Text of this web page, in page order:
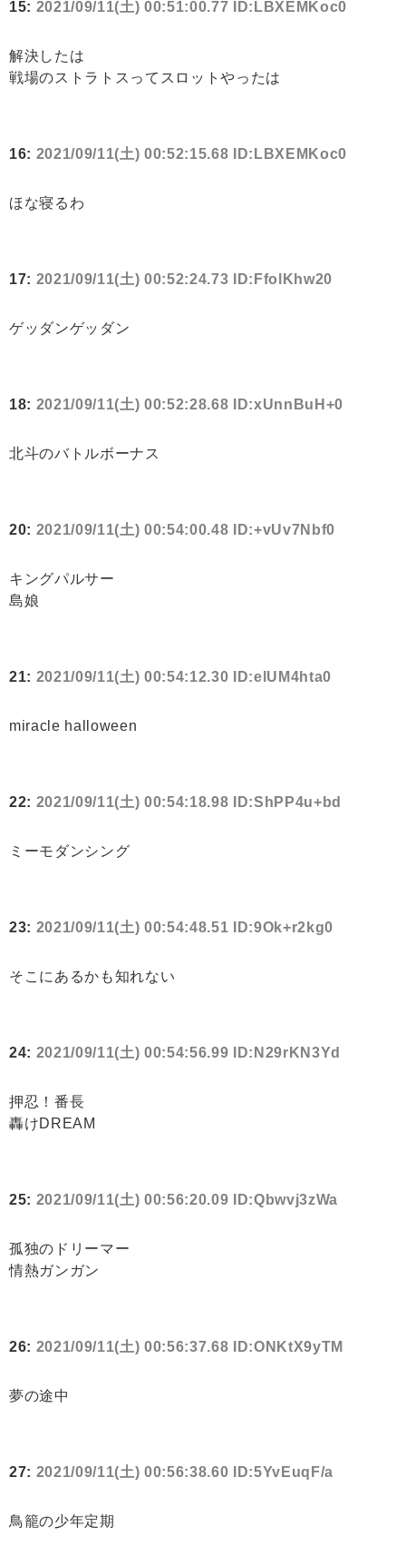
15: 2021/09/11(土) 00:51:00.77 ID:LBXEMKoc0
解決したは
戦場のストラトスってスロットやったは
16: 2021/09/11(土) 00:52:15.68 ID:LBXEMKoc0
ほな寝るわ
17: 2021/09/11(土) 00:52:24.73 ID:FfolKhw20
ゲッダンゲッダン
18: 2021/09/11(土) 00:52:28.68 ID:xUnnBuH+0
北斗のバトルボーナス
20: 2021/09/11(土) 00:54:00.48 ID:+vUv7Nbf0
キングパルサー
島娘
21: 2021/09/11(土) 00:54:12.30 ID:elUM4hta0
miracle halloween
22: 2021/09/11(土) 00:54:18.98 ID:ShPP4u+bd
ミーモダンシング
23: 2021/09/11(土) 00:54:48.51 ID:9Ok+r2kg0
そこにあるかも知れない
24: 2021/09/11(土) 00:54:56.99 ID:N29rKN3Yd
押忍！番長
轟けDREAM
25: 2021/09/11(土) 00:56:20.09 ID:Qbwvj3zWa
孤独のドリーマー
情熱ガンガン
26: 2021/09/11(土) 00:56:37.68 ID:ONKtX9yTM
夢の途中
27: 2021/09/11(土) 00:56:38.60 ID:5YvEuqF/a
鳥籠の少年定期